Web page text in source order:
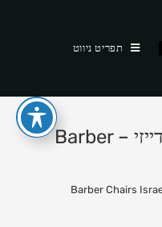
תפריט ניווט
כיור חפיפה מתכוונן דגם דייזי – Barber